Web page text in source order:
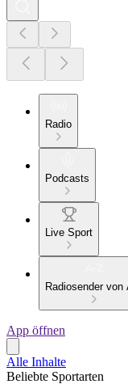
Radio
Podcasts
Live Sport
Radiosender von
App öffnen
Alle Inhalte
Beliebte Sportarten